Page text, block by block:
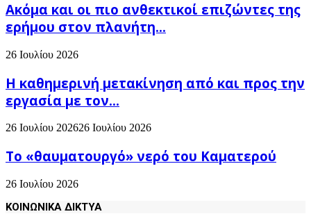
Ακόμα και οι πιο ανθεκτικοί επιζώντες της
ερήμου στον πλανήτη...
26 Ιουλίου 2026
H καθημερινή μετακίνηση από και προς την
εργασία με τον...
26 Ιουλίου 202626 Ιουλίου 2026
Το «θαυματουργό» νερό του Καματερού
26 Ιουλίου 2026
ΚΟΙΝΩΝΙΚΑ ΔΙΚΤΥΑ